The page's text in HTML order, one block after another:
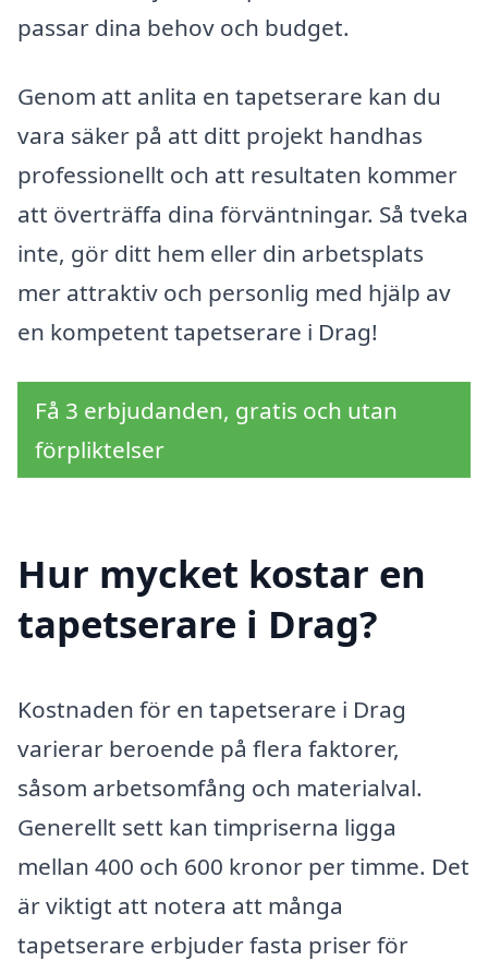
passar dina behov och budget.
Genom att anlita en tapetserare kan du
vara säker på att ditt projekt handhas
professionellt och att resultaten kommer
att överträffa dina förväntningar. Så tveka
inte, gör ditt hem eller din arbetsplats
mer attraktiv och personlig med hjälp av
en kompetent tapetserare i Drag!
Få 3 erbjudanden, gratis och utan
förpliktelser
Hur mycket kostar en
tapetserare i Drag?
Kostnaden för en tapetserare i Drag
varierar beroende på flera faktorer,
såsom arbetsomfång och materialval.
Generellt sett kan timpriserna ligga
mellan 400 och 600 kronor per timme. Det
är viktigt att notera att många
tapetserare erbjuder fasta priser för